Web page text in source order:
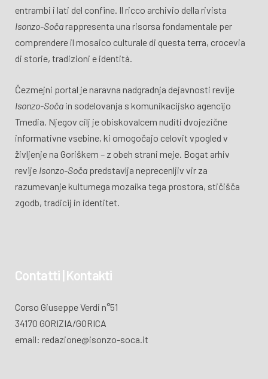
entrambi i lati del confine. Il ricco archivio della rivista
Isonzo-Sočarappresenta una risorsa fondamentale per
comprendere il mosaico culturale di questa terra, crocevia
di storie, tradizioni e identità.
Čezmejni portal je naravna nadgradnja dejavnosti revije
Isonzo-Soča in sodelovanja s komunikacijsko agencijo
Tmedia. Njegov cilj je obiskovalcem nuditi dvojezične
informativne vsebine, ki omogočajo celovit vpogled v
življenje na Goriškem – z obeh strani meje. Bogat arhiv
revije Isonzo-Soča predstavlja neprecenljiv vir za
razumevanje kulturnega mozaika tega prostora, stičišča
zgodb, tradicij in identitet.
Contatti | Kontakti
Corso Giuseppe Verdi n°51
34170 GORIZIA/GORICA
email: redazione@isonzo-soca.it